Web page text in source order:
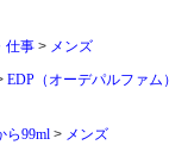
仕事
メンズ
EDP（オーデパルファム）
ら99ml
メンズ